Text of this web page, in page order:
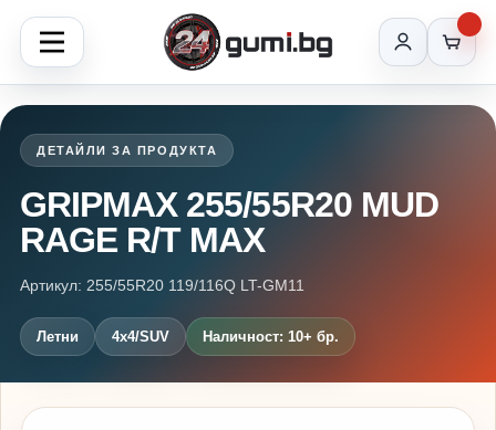
ДЕТАЙЛИ ЗА ПРОДУКТА
GRIPMAX 255/55R20 MUD
RAGE R/T MAX
Артикул: 255/55R20 119/116Q LT-GM11
Летни 4x4/SUV Наличност: 10+ бр.